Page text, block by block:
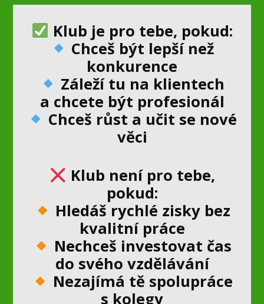
Klub je pro tebe, pokud:
Chceš být lepší než
konkurence
Záleží tu na klientech
a chcete být profesionál
Chceš růst a učit se nové
věci
Klub není pro tebe,
pokud:
Hledáš rychlé zisky bez
kvalitní práce
Nechceš investovat čas
do svého vzdělávání
Nezajímá tě spolupráce
s kolegy